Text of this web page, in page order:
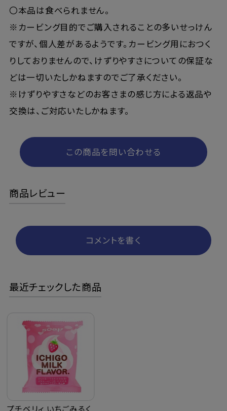
〇本品は食べられません。
※カービング目的でご購入されることの多いせっけん
ですが、個人差があるようです。カービング用におつく
りしておりませんので、けずりやすさについての保証な
どは一切いたしかねますのでご了承ください。
※けずりやすさなどのお客さまの感じ方による返品や
交換は、ご対応いたしかねます。
この商品を問い合わせる
商品レビュー
コメントを書く
最近チェックした商品
プチベリィ いちごみるく